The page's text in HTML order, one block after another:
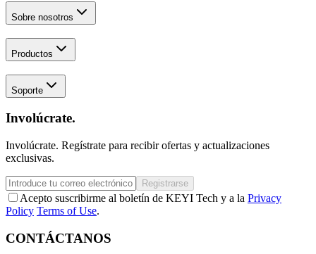
Sobre nosotros
Productos
Soporte
Involúcrate.
Involúcrate. Regístrate para recibir ofertas y actualizaciones
exclusivas.
Registrarse
Acepto suscribirme al boletín de KEYI Tech y a la Privacy
Policy Terms of Use.
CONTÁCTANOS